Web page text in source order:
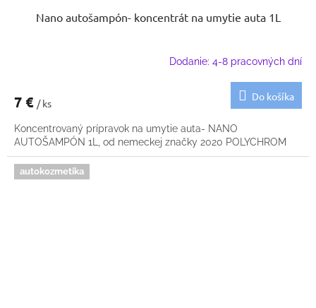
Nano autošampón- koncentrát na umytie auta 1L
Dodanie: 4-8 pracovných dní
7 € / ks
Do košíka
Koncentrovaný prípravok na umytie auta- NANO
AUTOŠAMPÓN 1L, od nemeckej značky 2020 POLYCHROM
autokozmetika